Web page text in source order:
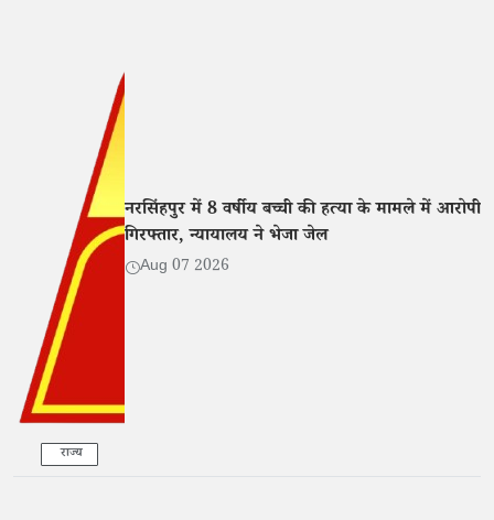
राज्य
नरसिंहपुर में 8 वर्षीय बच्ची की हत्या के मामले में आरोपी
गिरफ्तार, न्यायालय ने भेजा जेल
Aug 07 2026